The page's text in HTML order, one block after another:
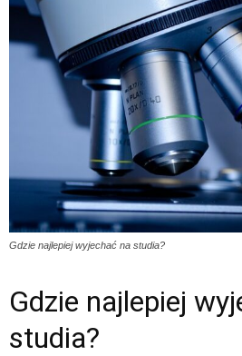
Gdzie najlepiej wyjechać na studia?
Gdzie najlepiej
studia?